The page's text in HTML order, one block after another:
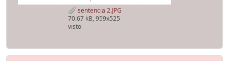
sentencia 2.JPG
70.67 kB, 959x525
visto